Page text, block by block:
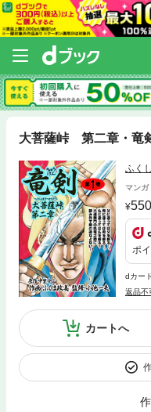
大菩薩峠 第二章・
ふく
マンガ
550
ポ
dカー
返品不
カートへ